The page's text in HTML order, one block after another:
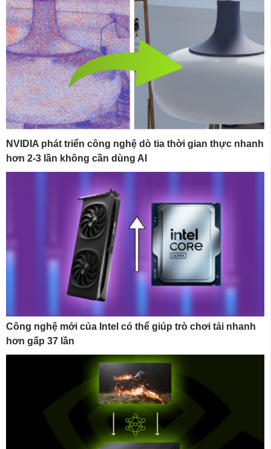
NVIDIA phát triển công nghệ dò tia thời gian thực nhanh
hơn 2-3 lần không cần dùng AI
Công nghệ mới của Intel có thể giúp trò chơi tải nhanh
hơn gấp 37 lần